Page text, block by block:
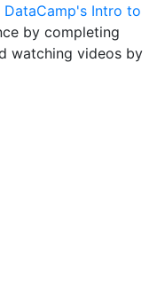
DataCamp's Intro to
by completing
watching videos by